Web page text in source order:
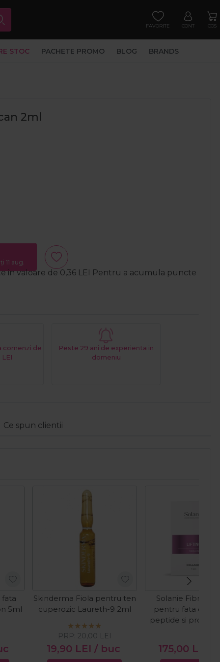
FAVORITE CONT COS
STOC PACHETE PROMO BLOG BRANDS
2ml
11 aug.
in valoare de 0,36 LEI Pentru a acumula puncte
comenzi de
Peste 29 ani de experienta in
domeniu
Ce spun clientii
fata
5ml
Skinderma Fiola pentru ten
cuperozic Laureth-9 2ml
19,90 LEI / buc
PRP: 20,00 LEI
Solanie Fibre de
pentru fata cu
peptide si
175,00 LEI